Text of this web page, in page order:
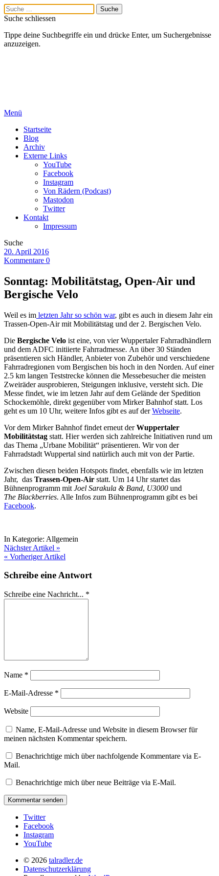
Suche schliessen
Tippe deine Suchbegriffe ein und drücke Enter, um Suchergebnisse
anzuzeigen.
Menü
Startseite
Blog
Archiv
Externe Links
YouTube
Facebook
Instagram
Von Rädern (Podcast)
Mastodon
Twitter
Kontakt
Impressum
Suche
20. April 2016
Kommentare 0
Sonntag: Mobilitätstag, Open-Air und
Bergische Velo
Weil es im letzten Jahr so schön war, gibt es auch in diesem Jahr ein
Trassen-Open-Air mit Mobilitätstag und der 2. Bergischen Velo.
Die Bergische Velo ist eine, von vier Wuppertaler Fahrradhändlern
und dem ADFC initiierte Fahrradmesse. An über 30 Ständen
präsentieren sich Händler, Anbieter von Zubehör und verschiedene
Fahrradregionen vom Bergischen bis hoch in den Norden. Auf einer
2.5 km langen Teststrecke können die Messebesucher die meisten
Zweiräder ausprobieren, Steigungen inklusive, versteht sich. Die
Messe findet, wie im letzen Jahr auf dem Gelände der Spedition
Schockemöhle, direkt gegenüber vom Mirker Bahnhof statt. Los
geht es um 10 Uhr, weitere Infos gibt es auf derWebseite.
Vor dem Mirker Bahnhof findet erneut derWuppertaler
Mobilitätstag statt. Hier werden sich zahlreiche Initiativen rund um
das Thema „Urbane Mobilität“ präsentieren. Wir von der
Fahrradstadt Wuppertal sind natürlich auch mit von der Partie.
Zwischen diesen beiden Hotspots findet, ebenfalls wie im letzten
Jahr, das Trassen-Open-Air statt. Um 14 Uhr startet das
Bühnenprogramm mit Joel Sarakula & Band, U3000 und
The Blackberries. Alle Infos zum Bühnenprogramm gibt es bei
Facebook.
In Kategorie: Allgemein
Nächster Artikel »
« Vorheriger Artikel
Schreibe eine Antwort
Schreibe eine Nachricht... *
Name *
E-Mail-Adresse *
Website
Name, E-Mail-Adresse und Website in diesem Browser für
meinen nächsten Kommentar speichern.
Benachrichtige mich über nachfolgende Kommentare via E-
Mail.
Benachrichtige mich über neue Beiträge via E-Mail.
Twitter
Facebook
Instagram
YouTube
© 2026 talradler.de
Datenschutzerklärung